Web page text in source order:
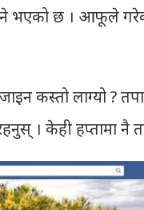
भएको छ । आफूले
कस्तो लाग्यो ?
। केही हप्तामा नै